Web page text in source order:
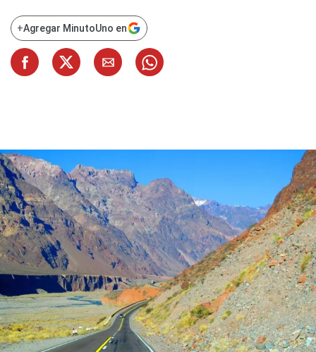
+Agregar MinutoUno en